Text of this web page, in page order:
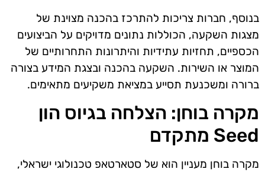
בנוסף, חברות צריכות להתרכז בהכנה מצוינת של
מצגות השקעה, הכוללות נתונים מדויקים על הביצועים
הכספיים, תחזיות עתידיות והיתרונות התחרותיים של
המוצר או השירות. השקעה בהכנה ובצגת המידע בצורה
ברורה ומשכנעת תסייע במציאת משקיעים מתאימים.
מקרה בוחן: הצלחה בגיוס הון
Seed מתקדם
מקרה בוחן מעניין הוא של סטארטאפ טכנולוגי ישראלי,